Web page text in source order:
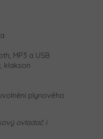
MP3 a USB
klakson
plynového
ovladač i